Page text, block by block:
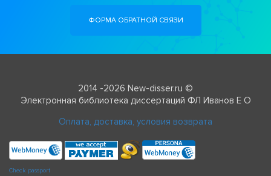
ФОРМА ОБРАТНОЙ СВЯЗИ
2014 -2026 New-disser.ru ©
Электронная библиотека диссертаций ФЛ Иванов Е О
Оплата, доставка, условия возврата
Check passport